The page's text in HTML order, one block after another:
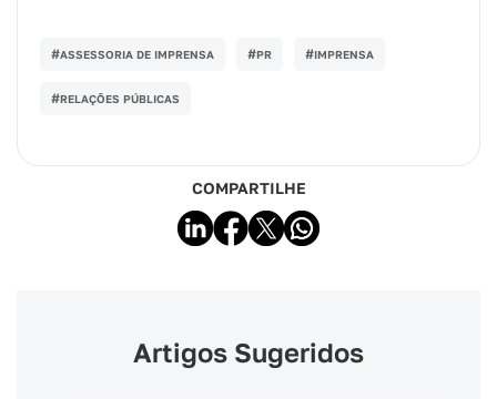
#ASSESSORIA DE IMPRENSA #PR #IMPRENSA
#RELAÇÕES PÚBLICAS
COMPARTILHE
Artigos Sugeridos